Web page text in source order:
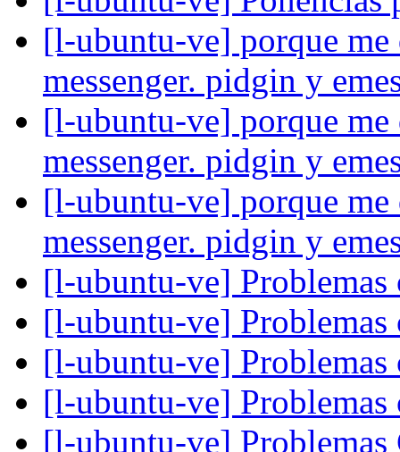
[l-ubuntu-ve] porque
messenger. pidgin y
[l-ubuntu-ve] porque
messenger. pidgin y
[l-ubuntu-ve] porque
messenger. pidgin y
[l-ubuntu-ve]
[l-ubuntu-ve]
[l-ubuntu-ve]
[l-ubuntu-ve]
[l-ubuntu-ve]